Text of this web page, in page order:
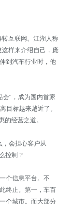
互联网。江湖人称
样来介绍自己，庞
到汽车行业时，他
”，成为国内首家
目标越来越近了。
经营之道。
会担心客户从
控制？
个信息平台。不
终止。第一，车百
个城市。而大部分